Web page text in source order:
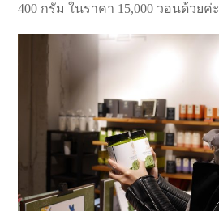
400 กรัม ในราคา 15,000 วอนด้วยค่ะ